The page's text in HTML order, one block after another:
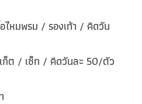
ไหมพรม / รองเท้า / คิดวัน
ก็ต / เซ็ท / คิดวันละ 50/ตัว